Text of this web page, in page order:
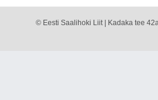
© Eesti Saalihoki Liit | Kadaka tee